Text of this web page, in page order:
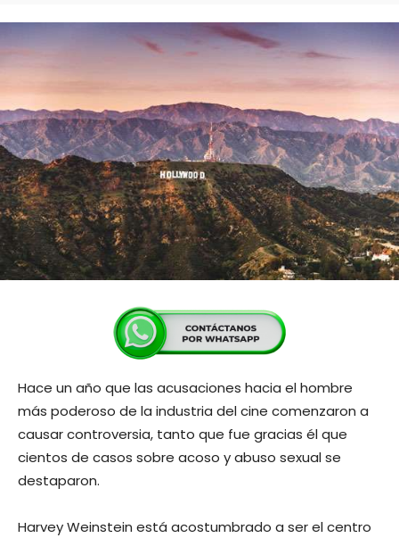
Hace un año que las acusaciones hacia el hombre
más poderoso de la industria del cine comenzaron a
causar controversia, tanto que fue gracias él que
cientos de casos sobre acoso y abuso sexual se
destaparon.
Harvey Weinstein está acostumbrado a ser el centro